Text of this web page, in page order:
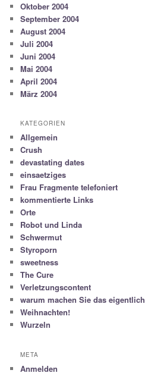
Oktober 2004
September 2004
August 2004
Juli 2004
Juni 2004
Mai 2004
April 2004
März 2004
KATEGORIEN
Allgemein
Crush
devastating dates
einsaetziges
Frau Fragmente telefoniert
kommentierte Links
Orte
Robot und Linda
Schwermut
Styroporn
sweetness
The Cure
Verletzungscontent
warum machen Sie das eigentlich
Weihnachten!
Wurzeln
META
Anmelden